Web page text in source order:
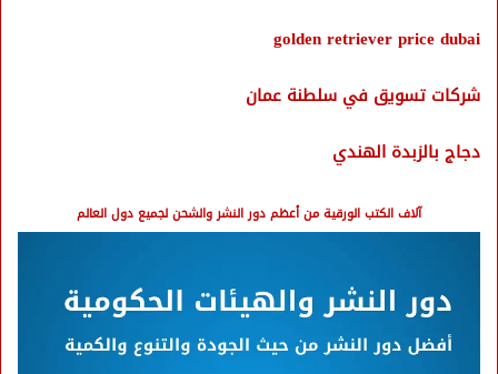
golden retriever price dubai
شركات تسويق في سلطنة عمان
دجاج بالزبدة الهندي
آلاف الكتب الورقية من أعظم دور النشر والشحن لجميع دول العالم